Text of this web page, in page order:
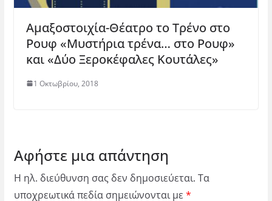
Αμαξοστοιχία-Θέατρο το Τρένο στο
Ρουφ «Μυστήρια τρένα… στο Ρουφ»
και «Δύο Ξεροκέφαλες Κουτάλες»
1 Οκτωβρίου, 2018
Αφήστε μια απάντηση
Η ηλ. διεύθυνση σας δεν δημοσιεύεται. Τα
υποχρεωτικά πεδία σημειώνονται με *